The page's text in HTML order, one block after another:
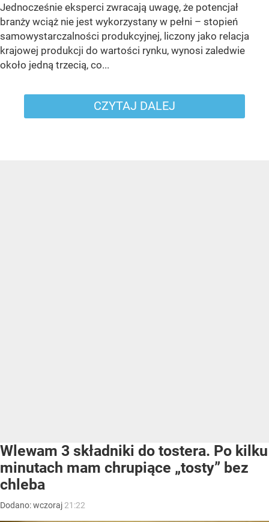
Jednocześnie eksperci zwracają uwagę, że potencjał
branży wciąż nie jest wykorzystany w pełni – stopień
samowystarczalności produkcyjnej, liczony jako relacja
krajowej produkcji do wartości rynku, wynosi zaledwie
około jedną trzecią, co...
CZYTAJ DALEJ
Wlewam 3 składniki do tostera. Po kilku
minutach mam chrupiące „tosty” bez
chleba
Dodano:wczoraj 21:22